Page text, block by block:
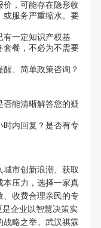
价，可能存在隐形收
或服务严重缩水。要
有一定知识产权基
套餐，不必为不需要
、简单政策咨询？
否能清晰解答您的疑
时内回复？是否有专
市创新浪潮、获取
本压力，选择一家真
、收费合理亲民的专
是企业以智慧决策实
战略之举。武汉祺霖